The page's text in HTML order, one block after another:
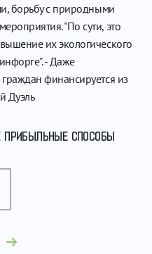
борьбу с природными
"По сути, это
их экологического
- Даже
финансируется из
Дуэль
СПОСОБЫ